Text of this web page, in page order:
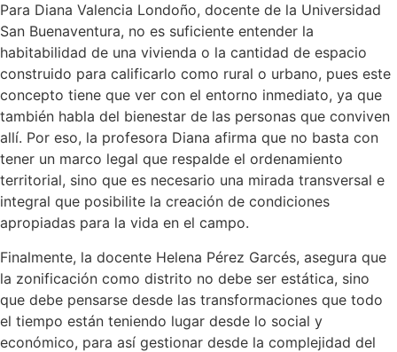
Para Diana Valencia Londoño, docente de la Universidad
San Buenaventura, no es suficiente entender la
habitabilidad de una vivienda o la cantidad de espacio
construido para calificarlo como rural o urbano, pues este
concepto tiene que ver con el entorno inmediato, ya que
también habla del bienestar de las personas que conviven
allí. Por eso, la profesora Diana afirma que no basta con
tener un marco legal que respalde el ordenamiento
territorial, sino que es necesario una mirada transversal e
integral que posibilite la creación de condiciones
apropiadas para la vida en el campo.
Finalmente, la docente Helena Pérez Garcés, asegura que
la zonificación como distrito no debe ser estática, sino
que debe pensarse desde las transformaciones que todo
el tiempo están teniendo lugar desde lo social y
económico, para así gestionar desde la complejidad del